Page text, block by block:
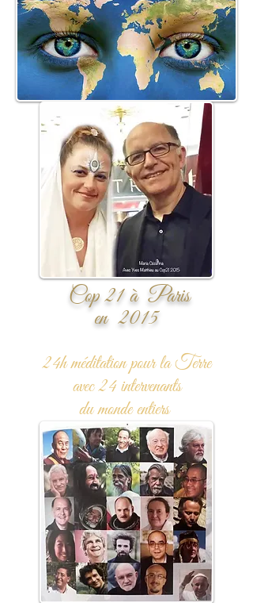
Cop 21à Paris
en 2015
24h méditationpour la Terre
avec 24 intervenants
du monde entiers